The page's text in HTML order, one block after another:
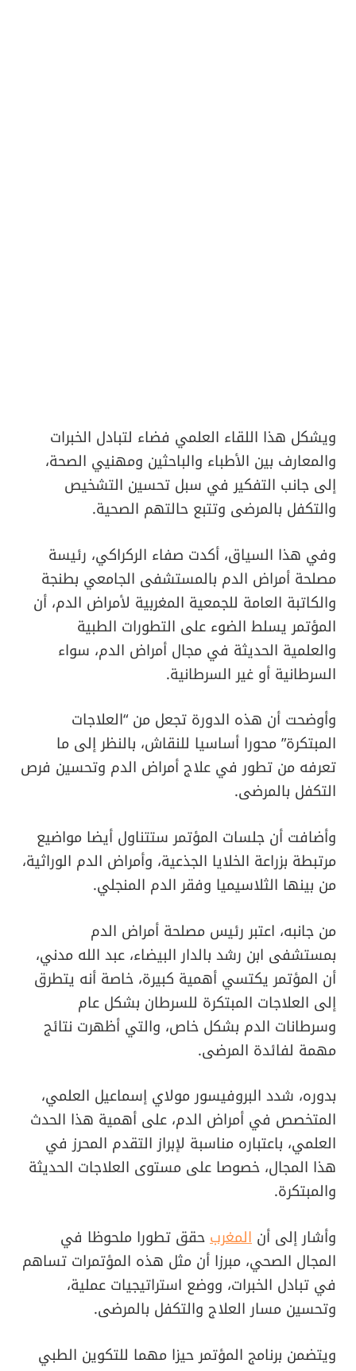
ويشكل هذا اللقاء العلمي فضاء لتبادل الخبرات
والمعارف بين الأطباء والباحثين ومهنيي الصحة،
إلى جانب التفكير في سبل تحسين التشخيص
والتكفل بالمرضى وتتبع حالتهم الصحية.
وفي هذا السياق، أكدت صفاء الركراكي، رئيسة
مصلحة أمراض الدم بالمستشفى الجامعي بطنجة
والكاتبة العامة للجمعية المغربية لأمراض الدم، أن
المؤتمر يسلط الضوء على التطورات الطبية
والعلمية الحديثة في مجال أمراض الدم، سواء
السرطانية أو غير السرطانية.
وأوضحت أن هذه الدورة تجعل من “العلاجات
المبتكرة” محورا أساسيا للنقاش، بالنظر إلى ما
تعرفه من تطور في علاج أمراض الدم وتحسين فرص
التكفل بالمرضى.
وأضافت أن جلسات المؤتمر ستتناول أيضا مواضيع
مرتبطة بزراعة الخلايا الجذعية، وأمراض الدم الوراثية،
من بينها الثلاسيميا وفقر الدم المنجلي.
من جانبه، اعتبر رئيس مصلحة أمراض الدم
بمستشفى ابن رشد بالدار البيضاء، عبد الله مدني،
أن المؤتمر يكتسي أهمية كبيرة، خاصة أنه يتطرق
إلى العلاجات المبتكرة للسرطان بشكل عام
وسرطانات الدم بشكل خاص، والتي أظهرت نتائج
مهمة لفائدة المرضى.
بدوره، شدد البروفيسور مولاي إسماعيل العلمي،
المتخصص في أمراض الدم، على أهمية هذا الحدث
العلمي، باعتباره مناسبة لإبراز التقدم المحرز في
هذا المجال، خصوصا على مستوى العلاجات الحديثة
والمبتكرة.
وأشار إلى أن المغربحقق تطورا ملحوظا في
المجال الصحي، مبرزا أن مثل هذه المؤتمرات تساهم
في تبادل الخبرات، ووضع استراتيجيات عملية،
وتحسين مسار العلاج والتكفل بالمرضى.
ويتضمن برنامج المؤتمر حيزا مهما للتكوين الطبي